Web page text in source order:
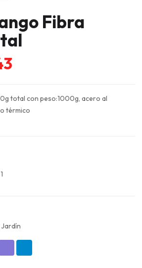
Fibra
actual
es:
total con peso:1000g, acero al
térmico
1